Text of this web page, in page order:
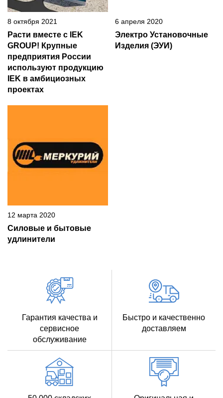
8 октября 2021
Расти вместе с IEK
GROUP! Крупные
предприятия России
используют продукцию
IEK в амбициозных
проектах
6 апреля 2020
Электро Установочные
Изделия (ЭУИ)
12 марта 2020
Силовые и бытовые
удлинители
Гарантия качества и
сервисное
обслуживание
Быстро и качественно
доставляем